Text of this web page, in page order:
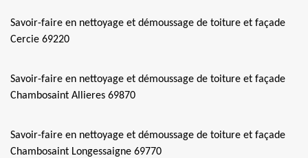
Savoir-faire en nettoyage et démoussage de toiture et façade
Cercie 69220
Savoir-faire en nettoyage et démoussage de toiture et façade
Chambosaint Allieres 69870
Savoir-faire en nettoyage et démoussage de toiture et façade
Chambosaint Longessaigne 69770